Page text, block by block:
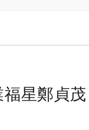
星鄭貞